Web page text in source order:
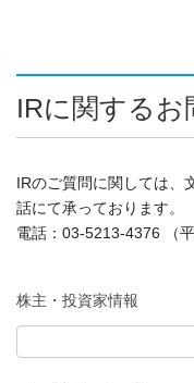
IRに関するお
IRのご質問に関しては、
話にて承っております。
電話：03-5213-4376 （
株主・投資家情報